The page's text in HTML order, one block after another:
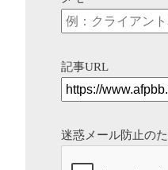
記事URL
迷惑メール防止の